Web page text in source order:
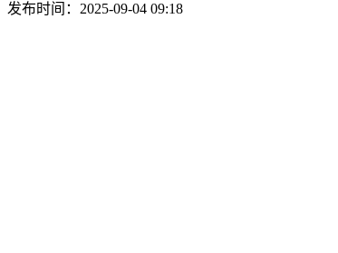
发布时间：2025-09-04 09:18